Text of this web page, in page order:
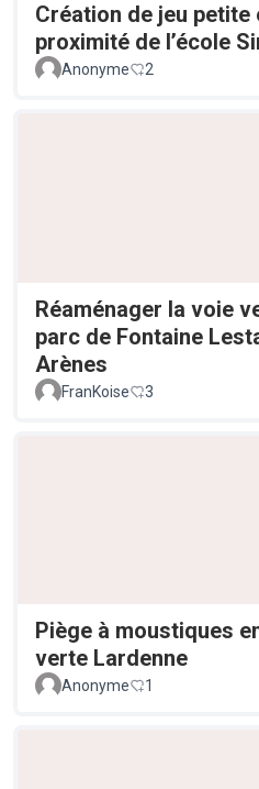
Création de jeu petite
proximité de l’école
Anonyme 2
Réaménager la voie
parc de Fontaine
Arènes
FranKoise 3
Piège à moustiques
verte Lardenne
Anonyme 1